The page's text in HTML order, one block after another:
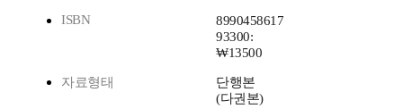
ISBN
8990458617
93300:
₩13500
자료형태
단행본
(다권본)